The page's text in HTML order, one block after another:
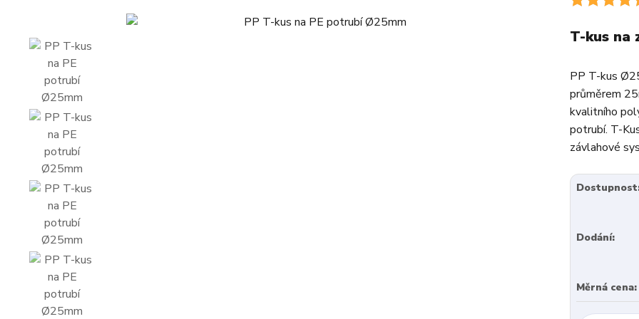
T-kus na
PP T-kus
průměrem
kvalitního
potrubí. T-
závlahové
Dodání:
Měrná cena: